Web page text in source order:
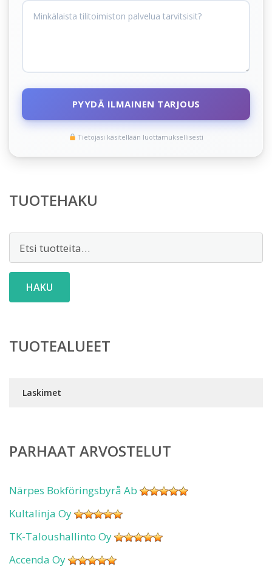
PYYDÄ ILMAINEN TARJOUS
Tietojasi käsitellään luottamuksellisesti
TUOTEHAKU
HAKU
TUOTEALUEET
Laskimet
PARHAAT ARVOSTELUT
Närpes Bokföringsbyrå Ab
Kultalinja Oy
TK-Taloushallinto Oy
Accenda Oy